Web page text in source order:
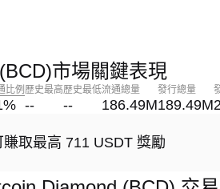
市場關鍵表現
比例
%
歷史最高
--
歷史最低
--
流通總量
186.49M
發行總量
189.49M
取最高 711 USDT 獎勵